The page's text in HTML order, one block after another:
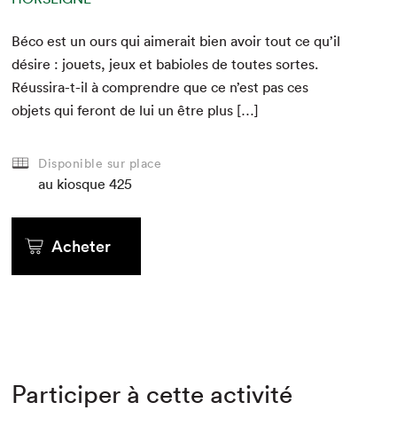
Béco est un ours qui aimerait bien avoir tout ce qu’il
désire : jou­ets, jeux et babi­oles de toutes sortes.
Réus­sira-t-il à com­pren­dre que ce n’est pas ces
objets qui fer­ont de lui un être plus […]
Disponible sur place
au kiosque 425
Acheter
Participer à cette activité